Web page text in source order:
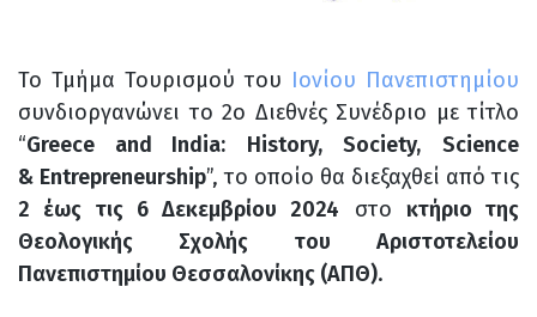
Το Τμήμα Τουρισμού του Ιονίου Πανεπιστημίου
συνδιοργανώνει το 2ο Διεθνές Συνέδριο με τίτλο
“Greece and India: History, Society,
Science
& Entrepreneurship”, το οποίο θα διεξαχθεί από τις
2 έως τις 6 Δεκεμβρίου 2024 στο κτήριο της
Θεολογικής Σχολής του Αριστοτελείου
Πανεπιστημίου Θεσσαλονίκης (ΑΠΘ).